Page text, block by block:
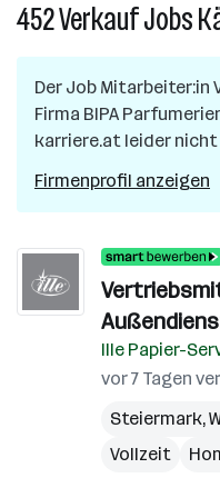
452VerkaufJobs
Der Job Mitarbeiter:in
Firma BIPA
karriere.at leider
Firmenprofil anzeigen
Ille Papier-
vor 7 Tagen
Steiermark,
Vollzeit